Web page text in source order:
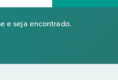
e seja encontrado.